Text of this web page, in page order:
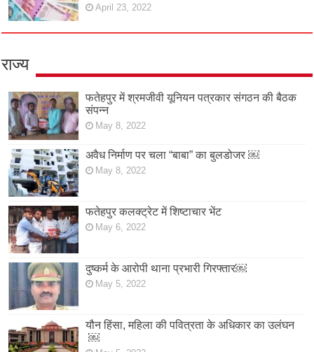
April 23, 2022
राज्य
फतेहपुर में श्रमजीवी यूनियन पत्रकार संगठन की बैठक
संपन्न
May 8, 2022
अवैध निर्माण पर चला “बाबा” का बुलडोजर ￼
May 8, 2022
फतेहपुर कलक्ट्रेट में शिष्टाचार भेंट
May 6, 2022
दुष्कर्म के आरोपी थाना प्रभारी गिरफ्तार￼
May 5, 2022
यौन हिंसा, महिला की पवित्रता के अधिकार का उलंघन
￼